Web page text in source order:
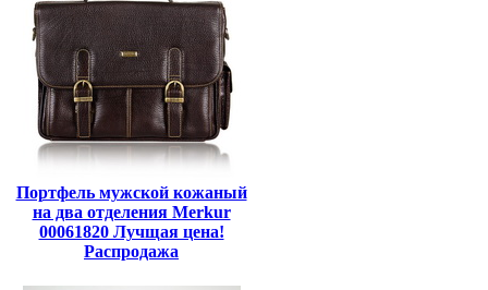
Портфель мужской кожаный
на два отделения Merkur
00061820 Лучщая цена!
Распродажа